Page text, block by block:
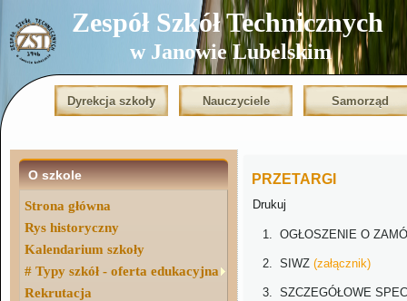
Zespół Szkół Technicznych
w Janowie Lubelskim
Dyrekcja szkoły Nauczyciele Samorząd
O szkole
Strona główna
Rys historyczny
Kalendarium szkoły
# Typy szkół - oferta edukacyjna
Rekrutacja
PRZETARGI
Drukuj
1. OGŁOSZENIE O
2. SIWZ (załącznik)
3. SZCZEGÓŁOWE